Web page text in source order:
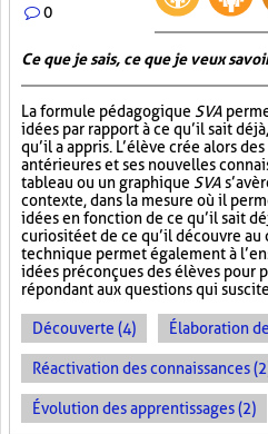
0
Ce que je sais, ce que je veux
La formule pédagogique SVA
idées par rapport à ce qu’il sait
qu’il a appris. L’élève crée alors
antérieures et ses nouvelles
tableau ou un graphique SVA
contexte, dans la mesure où il
idées en fonction de ce qu’il sait
curiosité et de ce qu’il découvre au
technique permet également à
idées préconçues des élèves pour
répondant aux questions qui
Découverte (4) Élaboration
Réactivation des connaissances
Évolution des apprentissages (2)